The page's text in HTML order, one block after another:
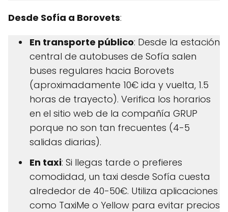
Desde Sofía a Borovets:
En transporte público: Desde la estación
central de autobuses de Sofía salen
buses regulares hacia Borovets
(aproximadamente 10€ ida y vuelta, 1.5
horas de trayecto). Verifica los horarios
en el sitio web de la compañía GRUP
porque no son tan frecuentes (4-5
salidas diarias).
En taxi: Si llegas tarde o prefieres
comodidad, un taxi desde Sofía cuesta
alrededor de 40-50€. Utiliza aplicaciones
como TaxiMe o Yellow para evitar precios